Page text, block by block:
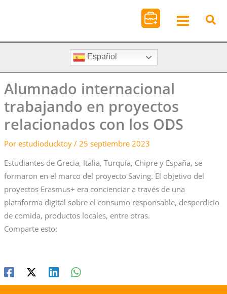
Español
Alumnado internacional
trabajando en proyectos
relacionados con los ODS
Por estudioducktoy / 25 septiembre 2023
Estudiantes de Grecia, Italia, Turquía, Chipre y España, se
formaron en el marco del proyecto Saving. El objetivo del
proyectos Erasmus+ era concienciar a través de una
plataforma digital sobre el consumo responsable, desperdicio
de comida, productos locales, entre otras.
Comparte esto: